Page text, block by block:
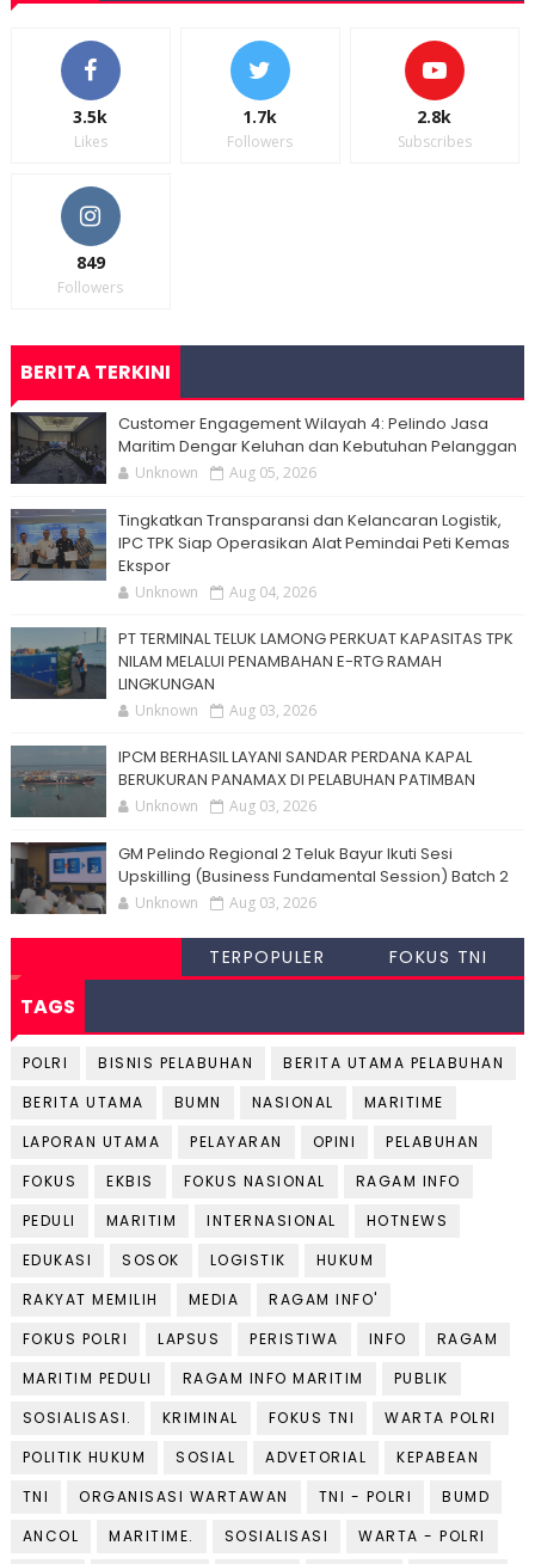
3.5k
Likes
1.7k
Followers
2.8k
Subscribes
849
Followers
BERITA TERKINI
Customer Engagement Wilayah 4: Pelindo Jasa
Maritim Dengar Keluhan dan Kebutuhan Pelanggan
Unknown Aug 05, 2026
Tingkatkan Transparansi dan Kelancaran Logistik,
IPC TPK Siap Operasikan Alat Pemindai Peti Kemas
Ekspor
Unknown Aug 04, 2026
PT TERMINAL TELUK LAMONG PERKUAT KAPASITAS TPK
NILAM MELALUI PENAMBAHAN E-RTG RAMAH
LINGKUNGAN
Unknown Aug 03, 2026
IPCM BERHASIL LAYANI SANDAR PERDANA KAPAL
BERUKURAN PANAMAX DI PELABUHAN PATIMBAN
Unknown Aug 03, 2026
GM Pelindo Regional 2 Teluk Bayur Ikuti Sesi
Upskilling (Business Fundamental Session) Batch 2
Unknown Aug 03, 2026
TERPOPULER FOKUS TNI
TAGS
POLRI BISNIS PELABUHAN
BERITA UTAMA PELABUHAN
BERITA UTAMA
BUMN NASIONAL
MARITIME
LAPORAN UTAMA
PELAYARAN OPINI
PELABUHAN
FOKUS
EKBIS FOKUS NASIONAL
RAGAM INFO
PEDULI
MARITIM INTERNASIONAL
HOTNEWS
EDUKASI
SOSOK LOGISTIK
HUKUM
RAKYAT MEMILIH
MEDIA
RAGAM INFO'
FOKUS POLRI
LAPSUS PERISTIWA INFO
RAGAM
MARITIM PEDULI
RAGAM INFO MARITIM
PUBLIK
SOSIALISASI.
KRIMINAL FOKUS TNI
WARTA POLRI
POLITIK HUKUM
SOSIAL ADVETORIAL
KEPABEAN
TNI
ORGANISASI WARTAWAN TNI - POLRI
BUMD
ANCOL
MARITIME. SOSIALISASI
WARTA - POLRI